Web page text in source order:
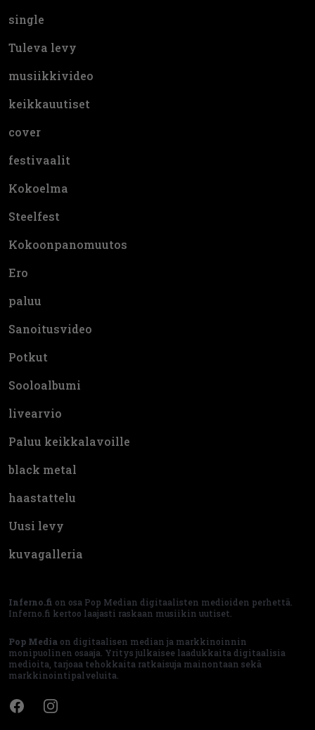
single
Tuleva levy
musiikkivideo
keikkauutiset
cover
festivaalit
Kokoelma
Steelfest
Kokoonpanomuutos
Ero
paluu
Sanoitusvideo
Potkut
Sooloalbumi
livearvio
Paluu keikkalavoille
black metal
haastattelu
Uusi levy
kuvagalleria
Inferno.fi on osa Pop Median digitaalisten medioiden perhettä.
Inferno.fi kertoo laajasti raskaan musiikin uutiset.
Pop Media on digitaalisen median ja markkinoinnin
monipuolinen osaaja. Yritys julkaisee laadukkaita digitaalisia
medioita, tarjoaa tehokkaita ratkaisuja mainontaan sekä
markkinointipalveluita.
FacebookInstagram